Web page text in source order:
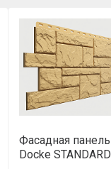
Фасадная панель
Docke STANDARD